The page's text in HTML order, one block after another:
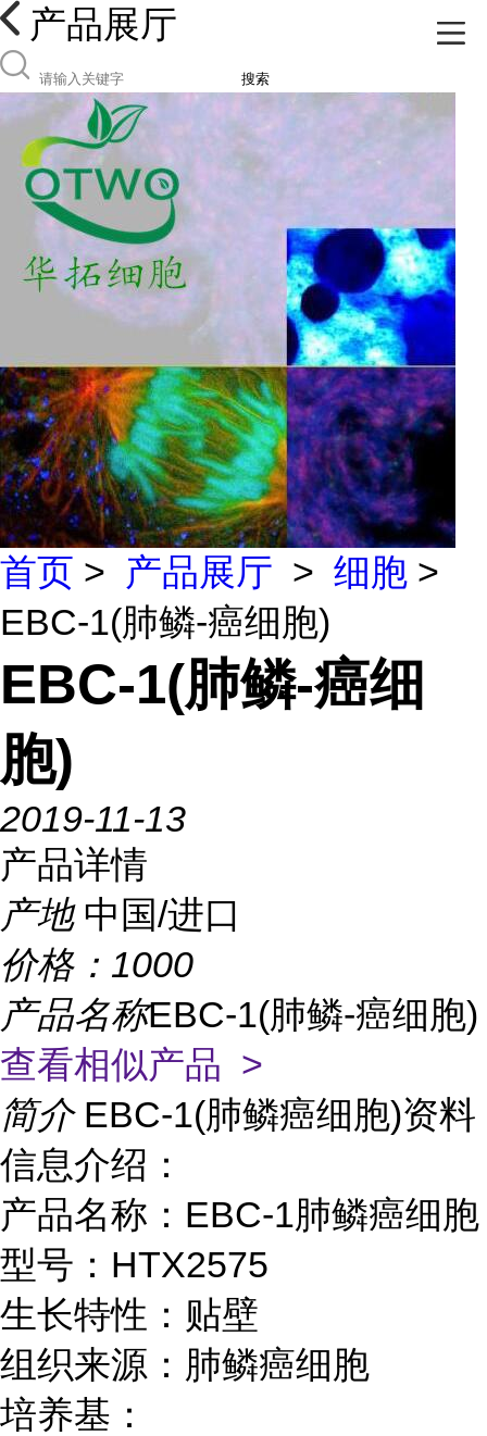
产品展厅
搜索
首页 > 产品展厅 > 细胞 >
EBC-1(肺鳞-癌细胞)
EBC-1(肺鳞-癌细
胞)
2019-11-13
产品详情
产地 中国/进口
价格： 1000
产品名称EBC-1(肺鳞-癌细胞)
查看相似产品 >
简介 EBC-1(肺鳞癌细胞)资料
信息介绍：
产品名称：EBC-1肺鳞癌细胞
型号：HTX2575
生长特性：贴壁
组织来源：肺鳞癌细胞
培养基：